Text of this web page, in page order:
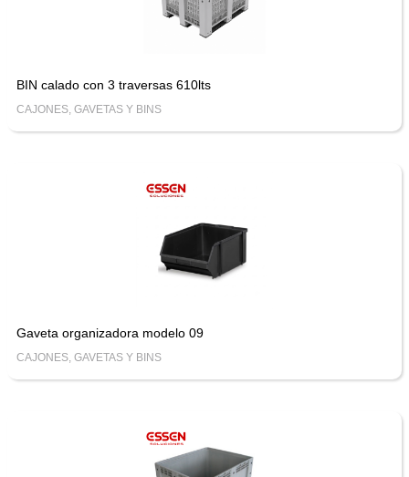
BIN calado con 3 traversas 610lts
CAJONES, GAVETAS Y BINS
Gaveta organizadora modelo 09
CAJONES, GAVETAS Y BINS